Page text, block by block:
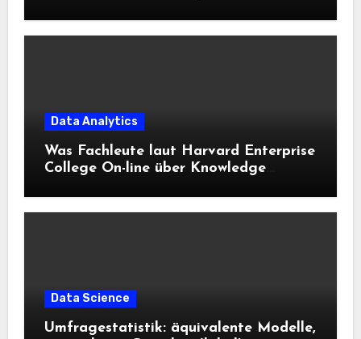
Data Analytics
Was Fachleute laut Harvard Enterprise
College On-line über Knowledge
Data Science
Umfragestatistik: äquivalente Modelle,